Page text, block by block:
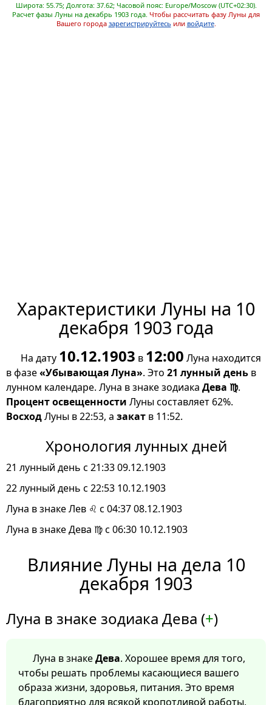
Широта: 55.75; Долгота: 37.62; Часовой пояс: Europe/Moscow (UTC+02:30).
Расчет фазы Луны на декабрь 1903 года. Чтобы рассчитать фазу Луны для
Вашего города зарегистрируйтесь или войдите.
Характеристики Луны на 10
декабря 1903 года
На дату 10.12.1903 в 12:00 Луна находится
в фазе«Убывающая Луна». Это 21 лунный день в
лунном календаре. Луна в знаке зодиака Дева ♍.
Процент освещенности Луны составляет 62%.
ВосходЛуны в 22:53, а закат в 11:52.
Хронология лунных дней
21 лунный день с 21:33 09.12.1903
22 лунный день с 22:53 10.12.1903
Луна в знаке Лев ♌ с 04:37 08.12.1903
Луна в знаке Дева ♍ с 06:30 10.12.1903
Влияние Луны на дела 10
декабря 1903
Луна в знаке зодиака Дева (+)
Луна в знакеДева. Хорошее время для того,
чтобы решать проблемы касающиеся вашего
образа жизни, здоровья, питания. Это время
благоприятно для всякой кропотливой работы,